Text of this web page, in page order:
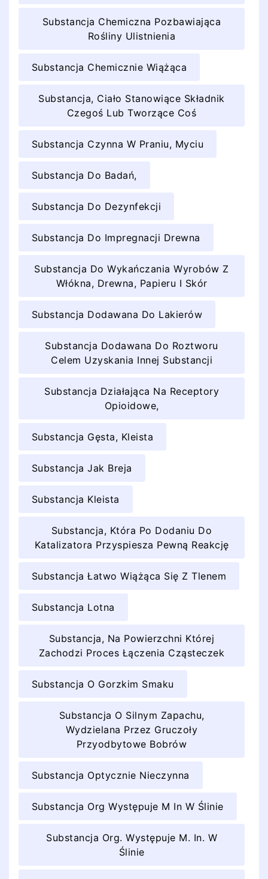
Substancja Chemiczna Pozbawiająca
Rośliny Ulistnienia
Substancja Chemicznie Wiążąca
Substancja, Ciało Stanowiące Składnik
Czegoś Lub Tworzące Coś
Substancja Czynna W Praniu, Myciu
Substancja Do Badań,
Substancja Do Dezynfekcji
Substancja Do Impregnacji Drewna
Substancja Do Wykańczania Wyrobów Z
Włókna, Drewna, Papieru I Skór
Substancja Dodawana Do Lakierów
Substancja Dodawana Do Roztworu
Celem Uzyskania Innej Substancji
Substancja Działająca Na Receptory
Opioidowe,
Substancja Gęsta, Kleista
Substancja Jak Breja
Substancja Kleista
Substancja, Która Po Dodaniu Do
Katalizatora Przyspiesza Pewną Reakcję
Substancja Łatwo Wiążąca Się Z Tlenem
Substancja Lotna
Substancja, Na Powierzchni Której
Zachodzi Proces Łączenia Cząsteczek
Substancja O Gorzkim Smaku
Substancja O Silnym Zapachu,
Wydzielana Przez Gruczoły
Przyodbytowe Bobrów
Substancja Optycznie Nieczynna
Substancja Org Występuje M In W Ślinie
Substancja Org. Występuje M. In. W
Ślinie